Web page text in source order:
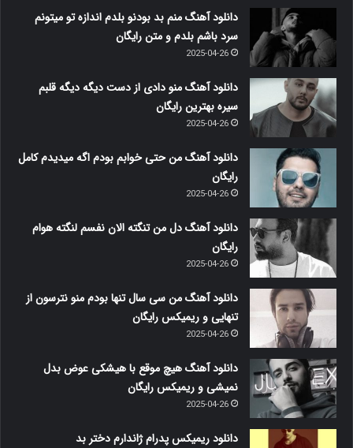
دانلود آهنگ منم بد بودنو بلدم اندازه تو میتونم
سرد باشم بلدم و متن رایگان
2025-04-26
دانلود آهنگ منو دادی از دست دیگه دیگه قلبم
سیره بهترین رایگان
2025-04-26
دانلود آهنگ من حتی خوابم بودم اگه میدیدم کامل
رایگان
2025-04-26
دانلود آهنگ دل من تنگته الان نفسم لنگته هوام
رایگان
2025-04-26
دانلود آهنگ من سی سال تنها بودم منو نترسون از
تنهایی و ریمیکس رایگان
2025-04-26
دانلود آهنگ هیچ موقع با هیشکی عوض بدل
نمیشی و ریمیکس رایگان
2025-04-26
دانلود ریمیکس پدرام ژاندارم دختر بد